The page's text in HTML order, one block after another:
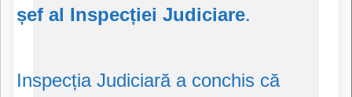
șef al Inspecției Judiciare.
Inspecția Judiciară a conchis că